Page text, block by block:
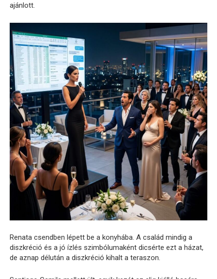
ajánlott.
Renata csendben lépett be a konyhába. A család mindig a
diszkréció és a jó ízlés szimbólumaként dicsérte ezt a házat,
de aznap délután a diszkréció kihalt a teraszon.